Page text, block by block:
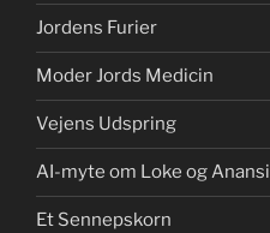
Jordens Furier
Moder Jords Medicin
Vejens Udspring
AI-myte om Loke og Anansi
Et Sennepskorn